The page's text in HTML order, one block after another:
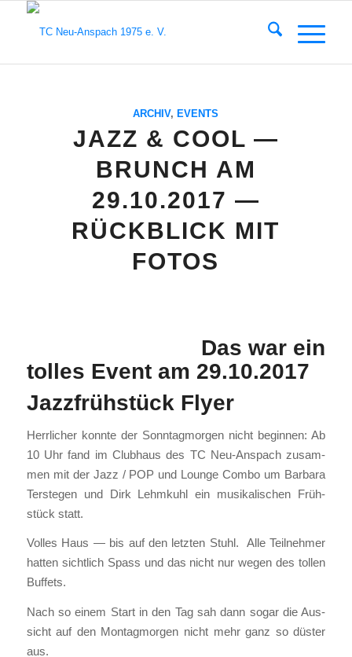
ARCHIV, EVENTS
JAZZ & COOL —
BRUNCH AM
29.10.2017 —
RÜCKBLICK MIT
FOTOS
Das war ein
tolles Event am 29.10.2017
Jazzfrühstück Flyer
Herr­li­cher konn­te der Sonn­tag­mor­gen nicht begin­nen: Ab
10 Uhr fand im Club­haus des TC Neu-Anspach zusam­
men mit der Jazz / POP und Lounge Com­bo um Bar­ba­ra
Ter­ste­gen und Dirk Lehm­kuhl ein musi­ka­li­schen Früh­
stück statt.
Vol­les Haus — bis auf den letz­ten Stuhl. Alle Teil­neh­mer
hat­ten sicht­lich Spass und das nicht nur wegen des tol­len
Buf­fets.
Nach so einem Start in den Tag sah dann sogar die Aus­
sicht auf den Mon­tag­mor­gen nicht mehr ganz so düs­ter
aus.